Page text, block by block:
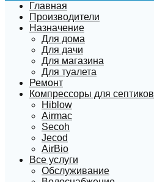
Главная
Производители
Назначение
Для дома
Для дачи
Для магазина
Для туалета
Ремонт
Компрессоры для септиков
Hiblow
Airmac
Secoh
Jecod
AirBio
Все услуги
Обслуживание